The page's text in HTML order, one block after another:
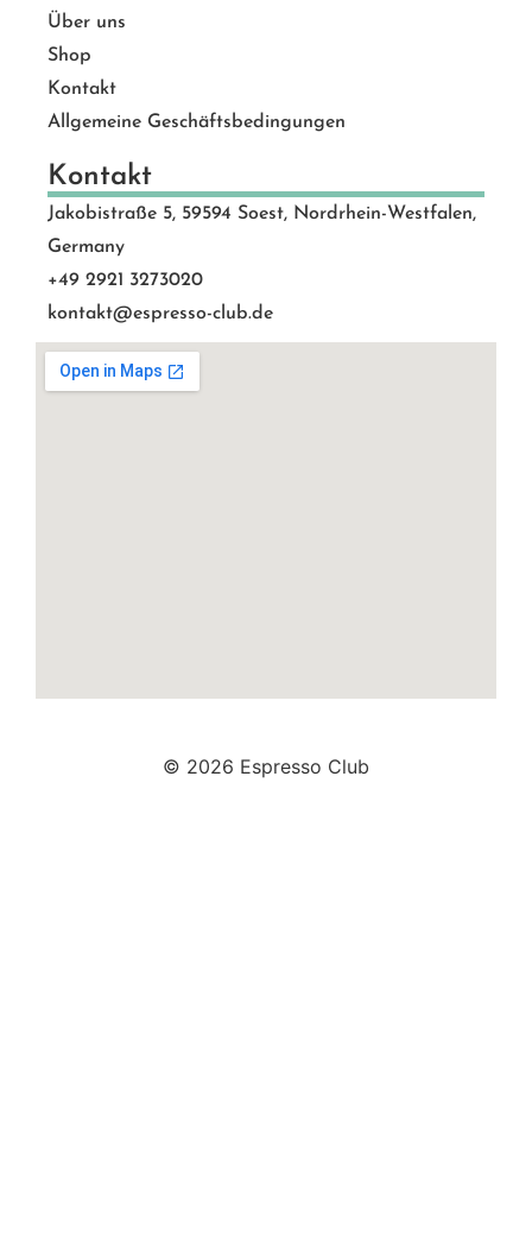
Über uns
Shop
Kontakt
Allgemeine Geschäftsbedingungen
Kontakt
Jakobistraße 5, 59594 Soest, Nordrhein-Westfalen,
Germany
+49 2921 3273020
kontakt@espresso-club.de
© 2026 Espresso Club